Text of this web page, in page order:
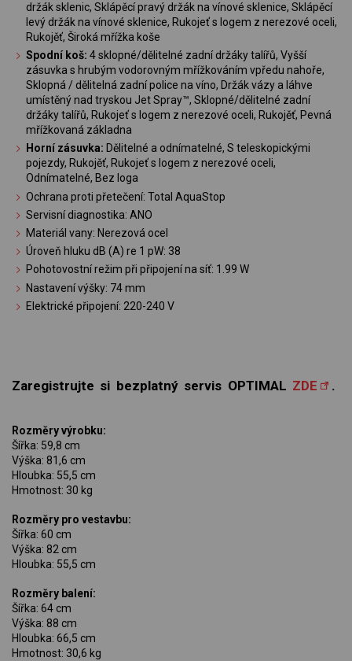
držák sklenic, Sklápěcí pravý držák na vínové sklenice, Sklápěcí
levý držák na vínové sklenice, Rukojeť s logem z nerezové oceli,
Rukojěť, Široká mřížka koše
Spodní koš: 4 sklopné/dělitelné zadní držáky talířů, Vyšší
zásuvka s hrubým vodorovným mřížkováním vpředu nahoře,
Sklopná / dělitelná zadní police na víno, Držák vázy a láhve
umístěný nad tryskou Jet Spray™, Sklopné/dělitelné zadní
držáky talířů, Rukojeť s logem z nerezové oceli, Rukojěť, Pevná
mřížkovaná základna
Horní zásuvka: Dělitelné a odnímatelné, S teleskopickými
pojezdy, Rukojěť, Rukojeť s logem z nerezové oceli,
Odnímatelné, Bez loga
Ochrana proti přetečení: Total AquaStop
Servisní diagnostika: ANO
Materiál vany: Nerezová ocel
Úroveň hluku dB (A) re 1 pW: 38
Pohotovostní režim při připojení na síť: 1.99 W
Nastavení výšky: 74 mm
Elektrické připojení: 220-240 V
Zaregistrujte si bezplatný servis OPTIMAL ZDE .
Rozměry výrobku:
Šířka: 59,8 cm
Výška: 81,6 cm
Hloubka: 55,5 cm
Hmotnost: 30 kg
Rozměry pro vestavbu:
Šířka: 60 cm
Výška: 82 cm
Hloubka: 55,5 cm
Rozměry balení:
Šířka: 64 cm
Výška: 88 cm
Hloubka: 66,5 cm
Hmotnost: 30,6 kg